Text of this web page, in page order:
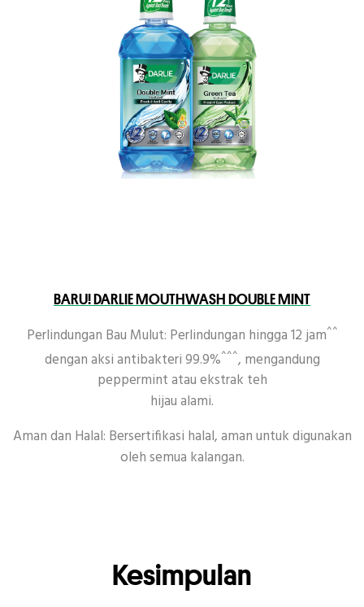
BARU! DARLIE MOUTHWASH DOUBLE MINT
Perlindungan Bau Mulut: Perlindungan hingga 12 jam^^
dengan aksi antibakteri 99.9%^^^, mengandung
peppermint atau ekstrak teh
hijau alami.
Aman dan Halal: Bersertifikasi halal, aman untuk digunakan
oleh semua kalangan.
Kesimpulan